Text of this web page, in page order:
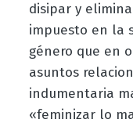
disipar y
impuesto en la
género que en
asuntos
indumentaria
«feminizar lo